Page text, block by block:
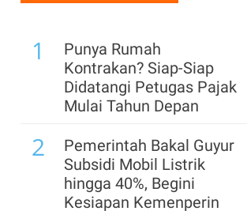
1
Punya Rumah
Kontrakan? Siap-Siap
Didatangi Petugas Pajak
Mulai Tahun Depan
2
Pemerintah Bakal Guyur
Subsidi Mobil Listrik
hingga 40%, Begini
Kesiapan Kemenperin